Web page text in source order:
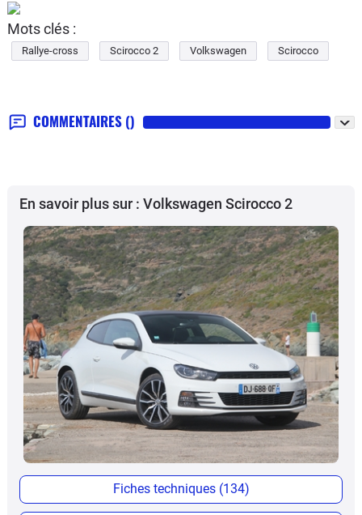
Mots clés :
Rallye-cross Scirocco 2 Volkswagen Scirocco
COMMENTAIRES ()
En savoir plus sur : Volkswagen Scirocco 2
Fiches techniques (134)